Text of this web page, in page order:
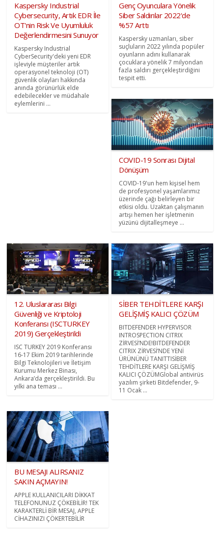
Kaspersky Industrial
Cybersecurity, Artık EDR İle
OT'nin Risk Ve Uyumluluk
Değerlendirmesini Sunuyor
Kaspersky Industrial
CyberSecurity'deki yeni EDR
işleviyle müşteriler artık
operasyonel teknoloji (OT)
güvenlik olayları hakkında
anında görünürlük elde
edebilecekler ve müdahale
eylemlerini ...
Genç Oyunculara Yönelik
Siber Saldırılar 2022'de
%57 Arttı
Kaspersky uzmanları, siber
suçluların 2022 yılında popüler
oyunların adını kullanarak
çocuklara yönelik 7 milyondan
fazla saldırı gerçekleştirdiğini
tespit etti.
COVID-19 Sonrası Dijital
Dönüşüm
COVID-19'un hem kişisel hem
de profesyonel yaşamlarımız
üzerinde çağı belirleyen bir
etkisi oldu. Uzaktan çalışmanın
artışı hemen her işletmenin
yüzünü dijitalleşmeye ...
12. Uluslararası Bilgi
Güvenliği ve Kriptoloji
Konferansı (ISCTURKEY
2019) Gerçekleştirildi
ISC TURKEY 2019 Konferansı
16-17 Ekim 2019 tarihlerinde
Bilgi Teknolojileri ve İletişim
Kurumu Merkez Binası,
Ankara’da gerçekleştirildi. Bu
yılki ana teması ...
SİBER TEHDİTLERE KARŞI
GELİŞMİŞ KALICI ÇÖZÜM
BITDEFENDER HYPERVISOR
INTROSPECTION CITRIX
ZİRVESİ’NDE!BITDEFENDER
CITRIX ZİRVESİ’NDE YENİ
ÜRÜNÜNÜ TANITTISİBER
TEHDİTLERE KARŞI GELİŞMİŞ
KALICI ÇÖZÜMGlobal antivirüs
yazılım şirketi Bitdefender, 9-
11 Ocak ...
BU MESAJI ALIRSANIZ
SAKIN AÇMAYIN!
APPLE KULLANICILARI DİKKAT
TELEFONUNUZ ÇÖKEBİLİR! TEK
KARAKTERLİ BİR MESAJ, APPLE
CİHAZINIZI ÇÖKERTEBİLİR